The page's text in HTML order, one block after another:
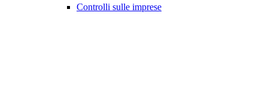
Controlli sulle imprese